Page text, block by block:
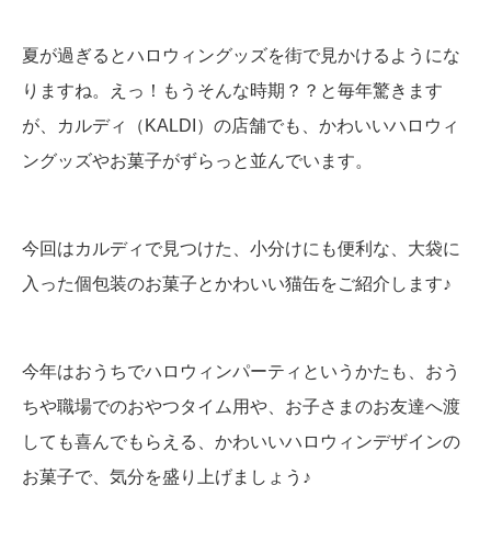
夏が過ぎるとハロウィングッズを街で見かけるようにな
りますね。えっ！もうそんな時期？？と毎年驚きます
が、カルディ（KALDI）の店舗でも、かわいいハロウィ
ングッズやお菓子がずらっと並んでいます。
今回はカルディで見つけた、小分けにも便利な、大袋に
入った個包装のお菓子とかわいい猫缶をご紹介します♪
今年はおうちでハロウィンパーティというかたも、おう
ちや職場でのおやつタイム用や、お子さまのお友達へ渡
しても喜んでもらえる、かわいいハロウィンデザインの
お菓子で、気分を盛り上げましょう♪